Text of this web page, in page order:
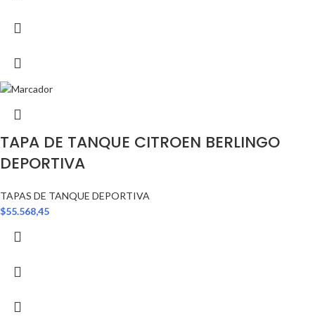
TAPA DE TANQUE CITROEN BERLINGO
DEPORTIVA
TAPAS DE TANQUE DEPORTIVA
$55.568,45